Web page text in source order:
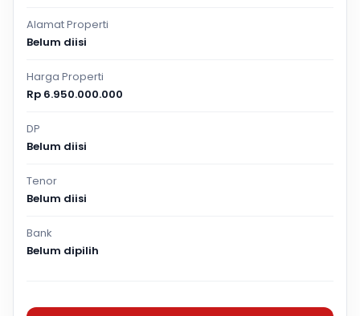
Alamat Properti
Belum diisi
Harga Properti
Rp 6.950.000.000
DP
Belum diisi
Tenor
Belum diisi
Bank
Belum dipilih